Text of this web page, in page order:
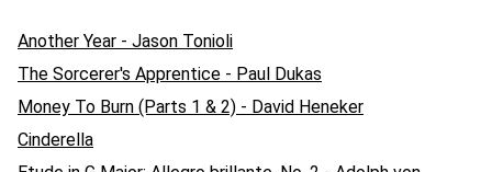
Another Year - Jason Tonioli
The Sorcerer's Apprentice - Paul Dukas
Money To Burn (Parts 1 & 2) - David Heneker
Cinderella